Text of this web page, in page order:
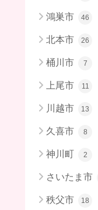
鴻巣市 46
北本市 26
桶川市 7
上尾市 11
川越市 13
久喜市 8
神川町 2
さいたま市
秩父市 18